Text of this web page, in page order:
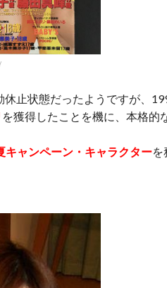
休止状態だったようですが、
を獲得したことを機に、本格的
キャンペーン・キャラクター